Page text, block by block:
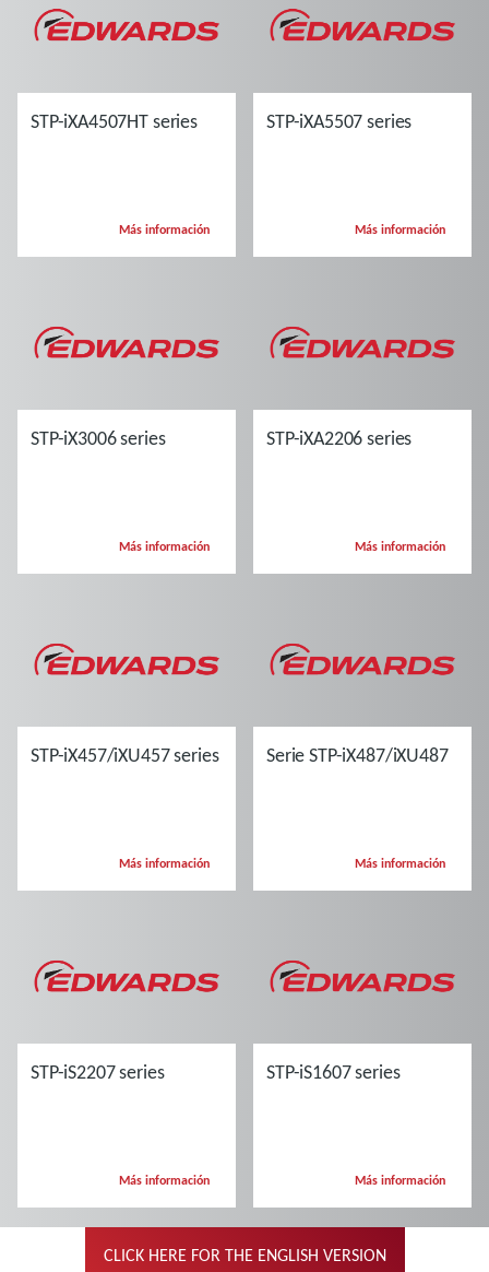
STP-iXA4507HT series
Más información
STP-iXA5507 series
Más información
STP-iX3006 series
Más información
STP-iXA2206 series
Más información
STP-iX457/iXU457 series
Más información
Serie STP-iX487/iXU487
Más información
STP-iS2207 series
Más información
STP-iS1607 series
Más información
CLICK HERE FOR THE ENGLISH VERSION